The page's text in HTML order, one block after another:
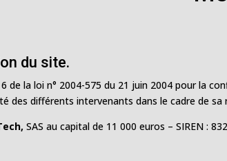
du site.
6 de la loi n° 2004-575 du 21 juin 2004 pour la
des différents intervenants dans le cadre de
SAS au capital de 11 000 euros – SIREN :